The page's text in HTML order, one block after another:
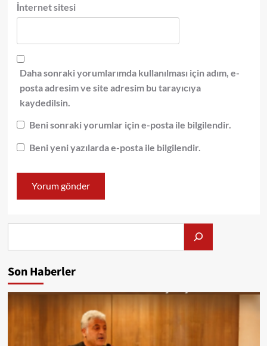
İnternet sitesi
Daha sonraki yorumlarımda kullanılması için adım, e-
posta adresim ve site adresim bu tarayıcıya
kaydedilsin.
Beni sonraki yorumlar için e-posta ile bilgilendir.
Beni yeni yazılarda e-posta ile bilgilendir.
Son Haberler